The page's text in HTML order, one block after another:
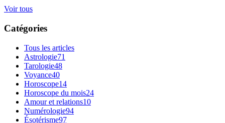
Voir tous
Catégories
Tous les articles
Astrologie71
Tarologie48
Voyance40
Horoscope14
Horoscope du mois24
Amour et relations10
Numérologie94
Ésotérisme97